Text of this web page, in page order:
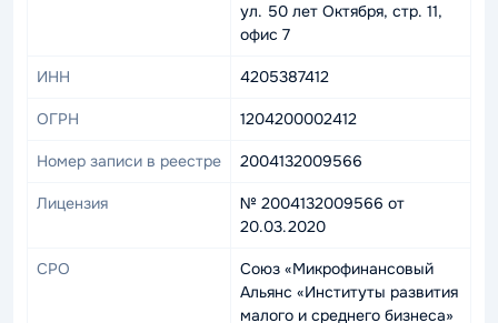
ул. 50 лет Октября, стр. 11,
офис 7
ИНН 4205387412
ОГРН 1204200002412
Номер записи в реестре 2004132009566
Лицензия
№ 2004132009566 от
20.03.2020
СРО
Союз «Микрофинансовый
Альянс «Институты развития
малого и среднего бизнеса»